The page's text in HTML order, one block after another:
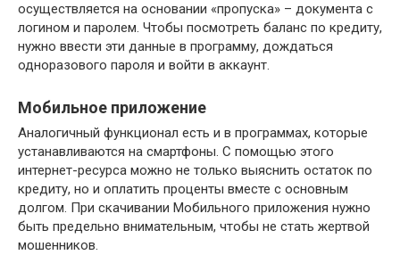
осуществляется на основании «пропуска» – документа с
логином и паролем. Чтобы посмотреть баланс по кредиту,
нужно ввести эти данные в программу, дождаться
одноразового пароля и войти в аккаунт.
Мобильное приложение
Аналогичный функционал есть и в программах, которые
устанавливаются на смартфоны. С помощью этого
интернет-ресурса можно не только выяснить остаток по
кредиту, но и оплатить проценты вместе с основным
долгом. При скачивании Мобильного приложения нужно
быть предельно внимательным, чтобы не стать жертвой
мошенников.